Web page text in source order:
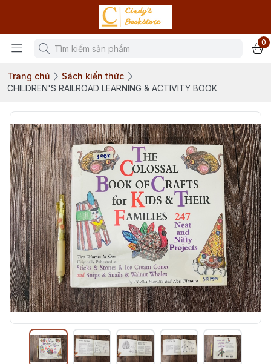
0
Trang chủ
Sách kiến thức
CHILDREN'S RAILROAD LEARNING & ACTIVITY BOOK